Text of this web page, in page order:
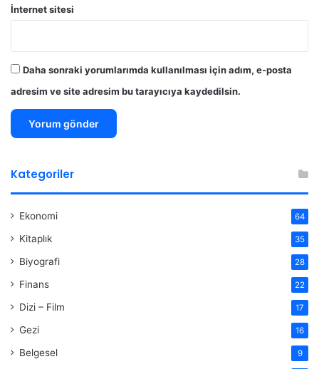
İnternet sitesi
Daha sonraki yorumlarımda kullanılması için adım, e-posta
adresim ve site adresim bu tarayıcıya kaydedilsin.
Kategoriler
Ekonomi 64
Kitaplık 35
Biyografi 28
Finans 22
Dizi – Film 17
Gezi 16
Belgesel 9